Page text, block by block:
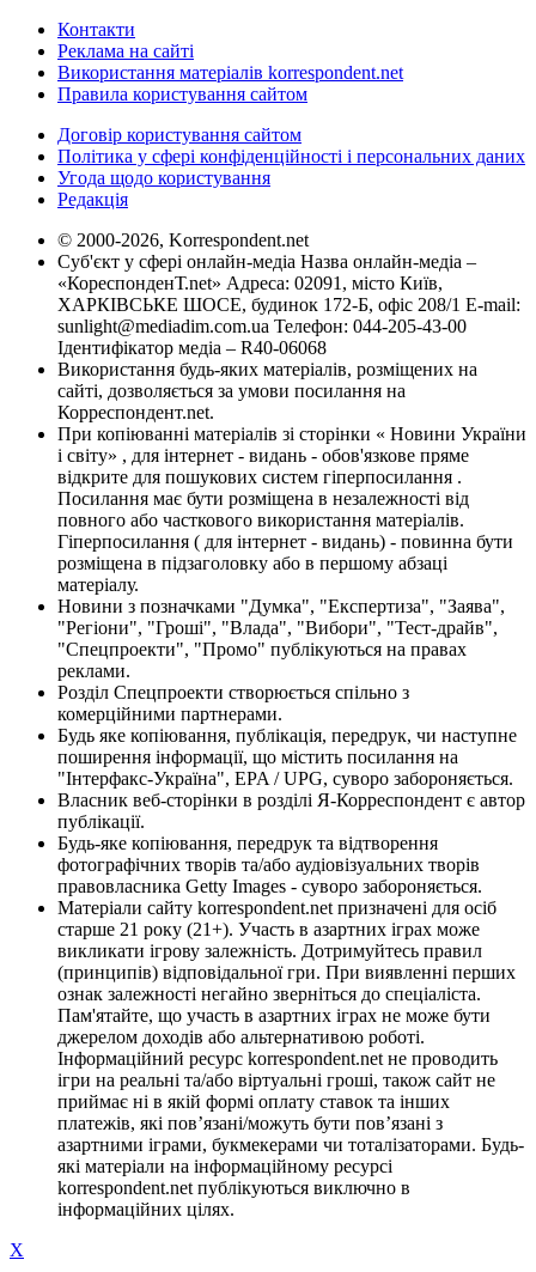
Контакти
Реклама на сайті
Використання матеріалів korrespondent.net
Правила користування сайтом
Договір користування сайтом
Політика у сфері конфіденційності і персональних даних
Угода щодо користування
Редакція
© 2000-2026, Korrespondent.net
Суб'єкт у сфері онлайн-медіа Назва онлайн-медіа –
«КореспонденТ.net» Адреса: 02091, місто Київ,
ХАРКІВСЬКЕ ШОСЕ, будинок 172-Б, офіс 208/1 E-mail:
sunlight@mediadim.com.ua Телефон: 044-205-43-00
Ідентифікатор медіа – R40-06068
Використання будь-яких матеріалів, розміщених на
сайті, дозволяється за умови посилання на
Корреспондент.net.
При копіюванні матеріалів зі сторінки « Новини України
і світу» , для інтернет - видань - обов'язкове пряме
відкрите для пошукових систем гіперпосилання .
Посилання має бути розміщена в незалежності від
повного або часткового використання матеріалів.
Гіперпосилання ( для інтернет - видань) - повинна бути
розміщена в підзаголовку або в першому абзаці
матеріалу.
Новини з позначками "Думка", "Експертиза", "Заява",
"Регіони", "Гроші", "Влада", "Вибори", "Тест-драйв",
"Спецпроекти", "Промо" публікуються на правах
реклами.
Розділ Спецпроекти створюється спільно з
комерційними партнерами.
Будь яке копіювання, публікація, передрук, чи наступне
поширення інформації, що містить посилання на
"Інтерфакс-Україна", EPA / UPG, суворо забороняється.
Власник веб-сторінки в розділі Я-Корреспондент є автор
публікації.
Будь-яке копіювання, передрук та відтворення
фотографічних творів та/або аудіовізуальних творів
правовласника Getty Images - суворо забороняється.
Матеріали сайту korrespondent.net призначені для осіб
старше 21 року (21+). Участь в азартних іграх може
викликати ігрову залежність. Дотримуйтесь правил
(принципів) відповідальної гри. При виявленні перших
ознак залежності негайно зверніться до спеціаліста.
Пам'ятайте, що участь в азартних іграх не може бути
джерелом доходів або альтернативою роботі.
Інформаційний ресурс korrespondent.net не проводить
ігри на реальні та/або віртуальні гроші, також сайт не
приймає ні в якій формі оплату ставок та інших
платежів, які пов’язані/можуть бути пов’язані з
азартними іграми, букмекерами чи тоталізаторами. Будь-
які матеріали на інформаційному ресурсі
korrespondent.net публікуються виключно в
інформаційних цілях.
X